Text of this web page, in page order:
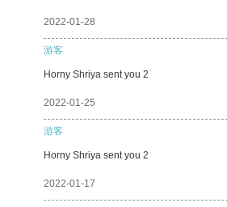
2022-01-28
游客
Horny Shriya sent you 2
2022-01-25
游客
Horny Shriya sent you 2
2022-01-17